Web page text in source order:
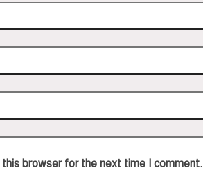
browser for the next time I comment.